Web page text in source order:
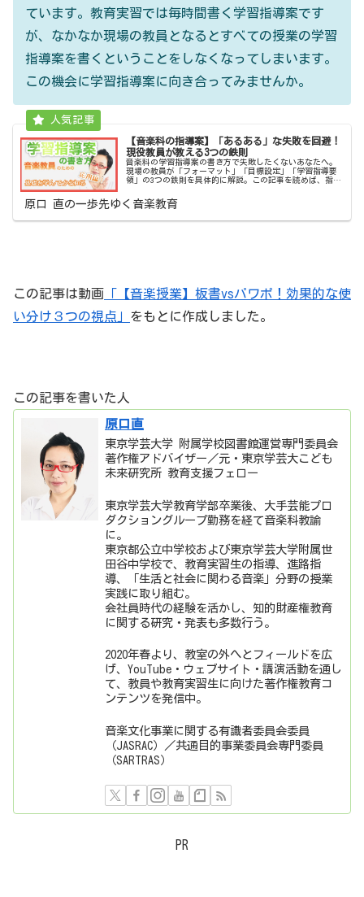
ています。教育実習では毎時間書く学習指導案です
が、なかなか現場の教員となるとすべての授業の学習
指導案を書くということをしなくなってしまいます。
この機会に学習指導案に向き合ってみませんか。
【音楽科の指導案】「あるある」な失敗を回避！
現役教員が教える3つの鉄則
音楽科の学習指導案の書き方で失敗したくないあなたへ。
現場の教員が「フォーマット」「目標設定」「学習指導要
領」の3つの鉄則を具体的に解説。この記事を読めば、指導
原口 直の一歩先ゆく音楽教育
この記事は動画 「【音楽授業】板書vsパワポ！効果的な使
い分け３つの視点」 をもとに作成しました。
この記事を書いた人
原口直
東京学芸大学 附属学校図書館運営専門委員会
著作権アドバイザー／元・東京学芸大こども
未来研究所 教育支援フェロー
東京学芸大学教育学部卒業後、大手芸能プロ
ダクショングループ勤務を経て音楽科教諭
に。
東京都公立中学校および東京学芸大学附属世
田谷中学校で、教育実習生の指導、進路指
導、「生活と社会に関わる音楽」分野の授業
実践に取り組む。
会社員時代の経験を活かし、知的財産権教育
に関する研究・発表も多数行う。
2020年春より、教室の外へとフィールドを広
げ、YouTube・ウェブサイト・講演活動を通し
て、教員や教育実習生に向けた著作権教育コ
ンテンツを発信中。
音楽文化事業に関する有識者委員会委員
（JASRAC）／共通目的事業委員会専門委員
（SARTRAS）
PR